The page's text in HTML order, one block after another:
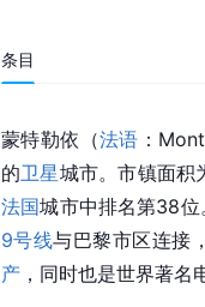
条目
蒙特勒依（法语 ：
的卫星城市。市镇面积
法国城市中排名第38
9号线与巴黎市区连接
产 ，同时也是世界著名